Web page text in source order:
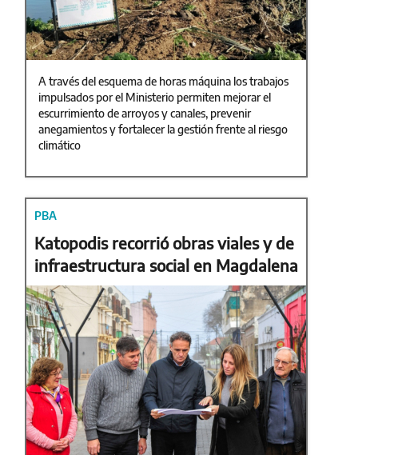
A través del esquema de horas máquina los trabajos
impulsados por el Ministerio permiten mejorar el
escurrimiento de arroyos y canales, prevenir
anegamientos y fortalecer la gestión frente al riesgo
climático
PBA
Katopodis recorrió obras viales y de
infraestructura social en Magdalena